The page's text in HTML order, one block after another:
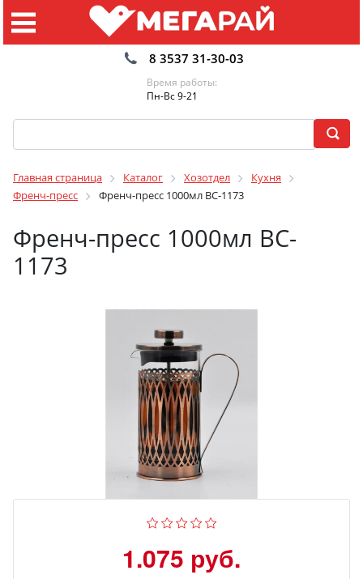
8 3537 31-30-03
Время работы:
Пн-Вс 9-21
Главная страница Каталог Хозотдел
Кухня
Френч-пресс
Френч-пресс 1000мл BC-1173
Френч-пресс 1000мл BC-
1173
1.075 руб.